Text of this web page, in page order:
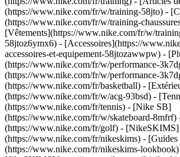
(https://www.nike.com/fr/w/training-58jto) -
(https://www.nike.com/fr/w/training-
[Vêtements](https://www.nike.com/fr/w/
58jtoz6ymx6) - [Accessoires](https://
accessoires-et-equipement-58jtozawwpw) -
(https://www.nike.com/fr/w/performance-
(https://www.nike.com/fr/w/performance-
(https://www.nike.com/fr/basketball) -
(https://www.nike.com/fr/w/acg-93bsd) -
(https://www.nike.com/fr/tennis) - [Nike SB]
(https://www.nike.com/fr/w/skateboard-
(https://www.nike.com/fr/golf) - [NikeSKIMS]
(https://www.nike.com/fr/nikeskims) -
(https://www.nike.com/fr/nikeskims-